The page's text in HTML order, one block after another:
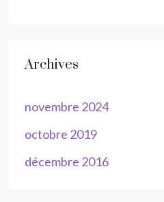
Archives
novembre 2024
octobre 2019
décembre 2016